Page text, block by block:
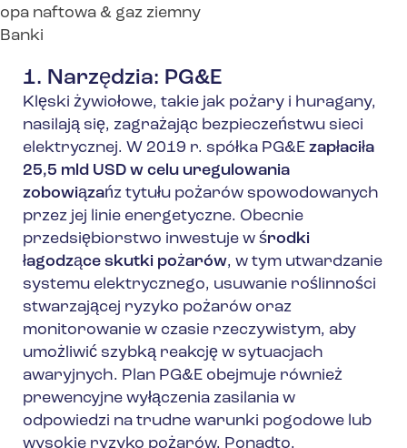
opa naftowa & gaz ziemny
Banki
1. Narzędzia: PG&E
Klęski żywiołowe, takie jak pożary i huragany,
nasilają się, zagrażając bezpieczeństwu sieci
elektrycznej. W 2019 r. spółka PG&E zapłaciła
25,5 mld USD w celu uregulowania
zobowiązańz tytułu pożarów spowodowanych
przez jej linie energetyczne. Obecnie
przedsiębiorstwo inwestuje w środki
łagodzące skutki pożarów, w tym utwardzanie
systemu elektrycznego, usuwanie roślinności
stwarzającej ryzyko pożarów oraz
monitorowanie w czasie rzeczywistym, aby
umożliwić szybką reakcję w sytuacjach
awaryjnych. Plan PG&E obejmuje również
prewencyjne wyłączenia zasilania w
odpowiedzi na trudne warunki pogodowe lub
wysokie ryzyko pożarów. Ponadto,